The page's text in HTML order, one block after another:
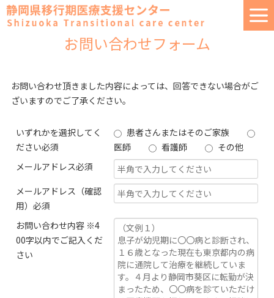
お問い合わせフォーム
お問い合わせ頂きました内容によっては、回答できない場合がご
ざいますのでご了承ください。
いずれかを選択してく
ださい必須
患者さんまたはそのご家族
医師
看護師
その他
メールアドレス必須
メールアドレス （確認
用） 必須
お問い合わせ内容 ※4
00字以内でご記入くだ
さい